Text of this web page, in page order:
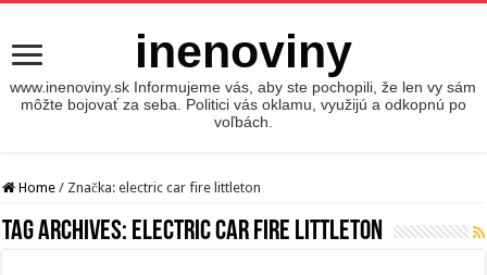
inenoviny
www.inenoviny.sk Informujeme vás, aby ste pochopili, že len vy sám
môžte bojovať za seba. Politici vás oklamu, využijú a odkopnú po
voľbách.
Home / Značka:electric car fire littleton
Tag Archives: electric car fire littleton